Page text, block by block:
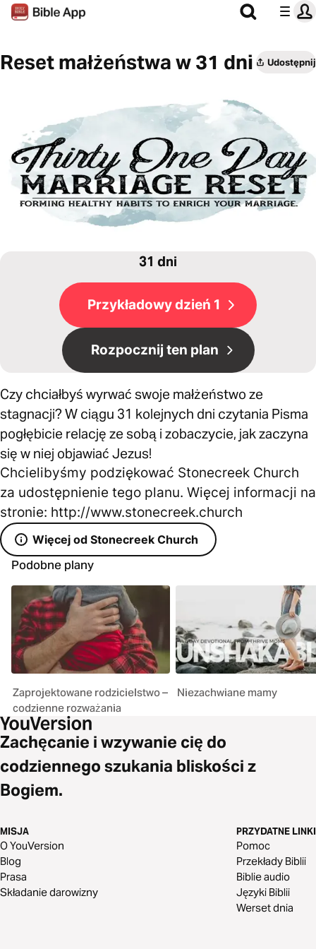
Reset małżeństwa w 31 dni Udostępnij
31 dni
Przykładowy dzień 1
Rozpocznij ten plan
Czy chciałbyś wyrwać swoje małżeństwo ze
stagnacji? W ciągu 31 kolejnych dni czytania Pisma
pogłębicie relację ze sobą i zobaczycie, jak zaczyna
się w niej objawiać Jezus!
Chcielibyśmy podziękować Stonecreek Church
za udostępnienie tego planu. Więcej informacji na
stronie: http://www.stonecreek.church
Więcej od Stonecreek Church
Podobne plany
Zaprojektowane rodzicielstwo –
codzienne rozważania
Niezachwiane mamy
Zachęcanie i wzywanie cię do
codziennego szukania bliskości z
Bogiem.
MISJA
O YouVersion
Blog
Prasa
Składanie darowizny
PRZYDATNE LINKI
Pomoc
Przekłady Biblii
Biblie audio
Języki Biblii
Werset dnia